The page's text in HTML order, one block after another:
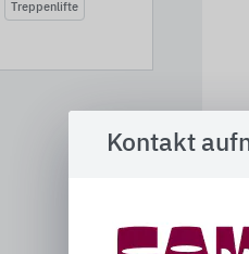
Treppenlifte
Kontakt